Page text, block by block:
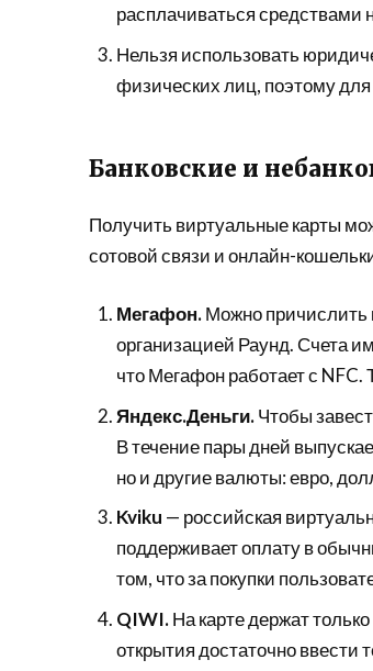
расплачиваться средствами
Нельзя использовать
физических лиц, поэтому
Банковские и
Получить виртуальные карты
сотовой связи и онлайн-
Мегафон.Можно причислить
организацией Раунд. Счета
что Мегафон работает с
Яндекс.Деньги.Чтобы
В течение пары дней
но и другие валюты: евро,
Kviku — российская
поддерживает оплату в
том, что за покупки
QIWI.На карте держат
открытия достаточно ввести